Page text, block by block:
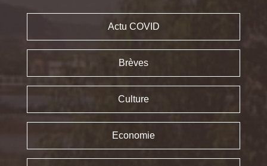
Actu COVID
Brèves
Culture
Economie